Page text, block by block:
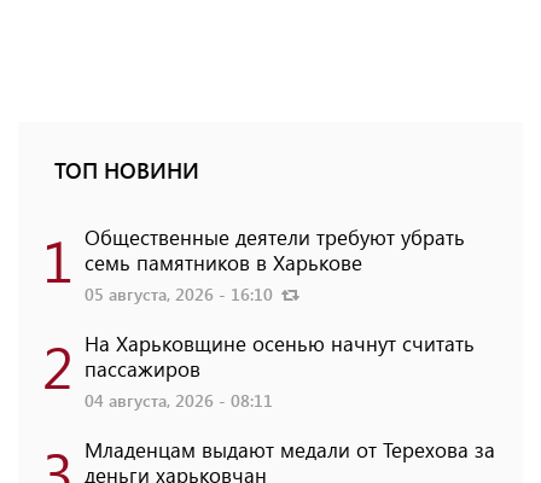
ТОП НОВИНИ
1 Общественные деятели требуют убрать
семь памятников в Харькове
05 августа, 2026 - 16:10
2 На Харьковщине осенью начнут считать
пассажиров
04 августа, 2026 - 08:11
Младенцам выдают медали от Терехова за
деньги харьковчан